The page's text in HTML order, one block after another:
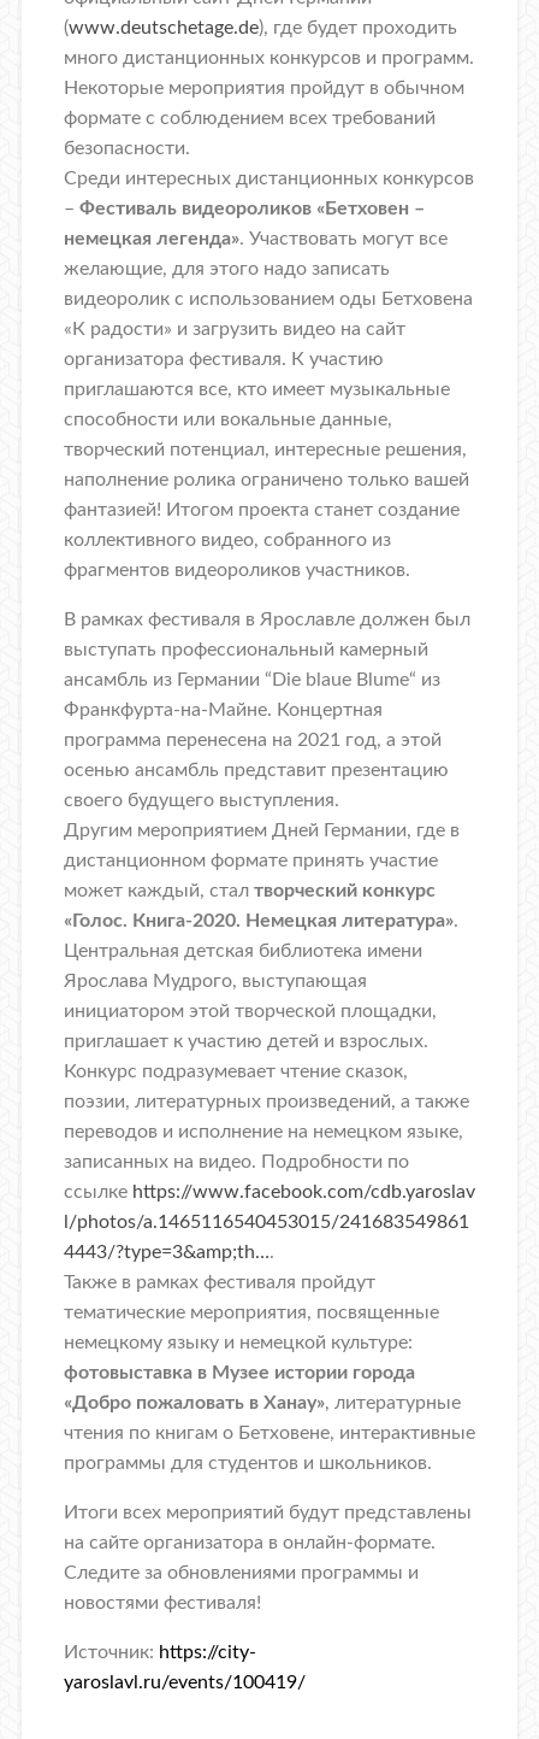
(www.deutschetage.de), где будет проходить
много дистанционных конкурсов и программ.
Некоторые мероприятия пройдут в обычном
формате с соблюдением всех требований
безопасности.
Среди интересных дистанционных конкурсов
– Фестиваль видеороликов «Бетховен –
немецкая легенда». Участвовать могут все
желающие, для этого надо записать
видеоролик с использованием оды Бетховена
«К радости» и загрузить видео на сайт
организатора фестиваля. К участию
приглашаются все, кто имеет музыкальные
способности или вокальные данные,
творческий потенциал, интересные решения,
наполнение ролика ограничено только вашей
фантазией! Итогом проекта станет создание
коллективного видео, собранного из
фрагментов видеороликов участников.
В рамках фестиваля в Ярославле должен был
выступать профессиональный камерный
ансамбль из Германии “Die blaue Blume“ из
Франкфурта-на-Майне. Концертная
программа перенесена на 2021 год, а этой
осенью ансамбль представит презентацию
своего будущего выступления.
Другим мероприятием Дней Германии, где в
дистанционном формате принять участие
может каждый, стал творческий конкурс
«Голос. Книга-2020. Немецкая литература».
Центральная детская библиотека имени
Ярослава Мудрого, выступающая
инициатором этой творческой площадки,
приглашает к участию детей и взрослых.
Конкурс подразумевает чтение сказок,
поэзии, литературных произведений, а также
переводов и исполнение на немецком языке,
записанных на видео. Подробности по
ссылке https://www.facebook.com/cdb.yaroslav
l/photos/a.1465116540453015/241683549861
4443/?type=3&amp;th….
Также в рамках фестиваля пройдут
тематические мероприятия, посвященные
немецкому языку и немецкой культуре:
фотовыставка в Музее истории города
«Добро пожаловать в Ханау», литературные
чтения по книгам о Бетховене, интерактивные
программы для студентов и школьников.
Итоги всех мероприятий будут представлены
на сайте организатора в онлайн-формате.
Следите за обновлениями программы и
новостями фестиваля!
Источник: https://city-
yaroslavl.ru/events/100419/